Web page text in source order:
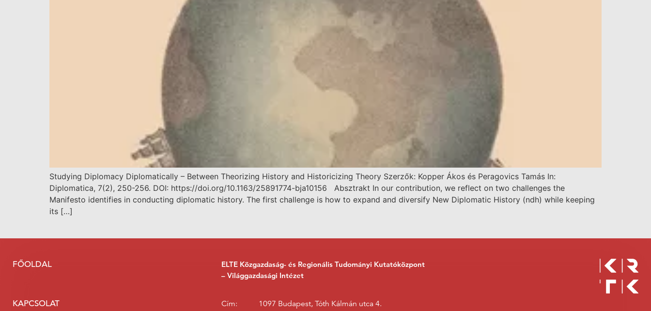
Studying Diplomacy Diplomatically – Between Theorizing History and Historicizing Theory Szerzők: Kopper Ákos és Peragovics Tamás In:
Diplomatica, 7(2), 250-256. DOI: https://doi.org/10.1163/25891774-bja10156 Absztrakt In our contribution, we reflect on two challenges the
Manifesto identifies in conducting diplomatic history. The first challenge is how to expand and diversify New Diplomatic History (ndh) while keeping
its […]
FŐOLDAL
KAPCSOLAT
ELTE Közgazdaság- és Regionális Tudományi Kutatóközpont
– Világgazdasági Intézet
Cím: 1097 Budapest, Tóth Kálmán utca 4.